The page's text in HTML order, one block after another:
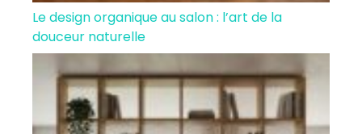
Le design organique au salon : l’art de la
douceur naturelle